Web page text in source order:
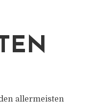
allermeisten